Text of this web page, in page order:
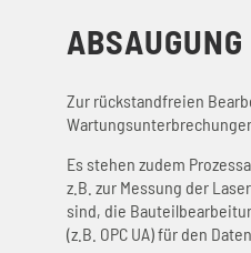
Zur rückstandfreien
Es stehen zudem
z.B. zur Messung der
sind, die
(z.B. OPC UA) für den